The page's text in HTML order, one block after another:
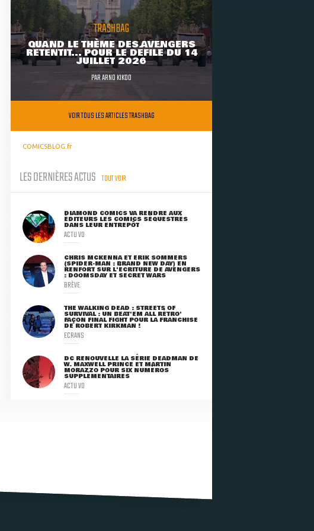
TRASHBAG
QUAND LE THÈME DES AVENGERS
RETENTIT... POUR LE DÉFILÉ DU 14
JUILLET 2026
PARARNO KIKOO
VOIR TOUS LES ARTICLES TRASHBAG
COMICSBLOG.fr
LES DERNIÈRES ACTUS TOUT VOIR
DIAMOND COMICS VA RENDRE AUX
ÉDITEURS LES COMICS SÉQUESTRÉS
DANS LEUR ENTREPÔT
ACTU VO
CHRIS MCKENNA ET ERIK SOMMERS
(SPIDER-MAN : BRAND NEW DAY) EN
RENFORT SUR L'ÉCRITURE DE AVENGERS
: DOOMSDAY ET SECRET WARS
BRÈVE
THE WALKING DEAD : STREETS OF
SURVIVAL : UN BEAT'EM ALL RÉTRO'
FAÇON FINAL FIGHT POUR LA FRANCHISE
DE ROBERT KIRKMAN !
ECRANS
DC RENOUVELLE LA SÉRIE DEADMAN DE
W. MAXWELL PRINCE ET MARTIN
MORAZZO POUR SIX NUMÉROS
SUPPLÉMENTAIRES
ACTU VO